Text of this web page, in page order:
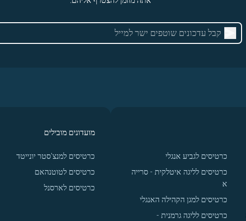
כרטיסים לגביע אנגלי
כרטיסים לליגה איטלקית - סרייה
א
כרטיסים למגן הקהילה האנגלי
כרטיסים לליגה גרמנית -
מועדונים מובילים
כרטיסים למנצ'סטר יונייטד
כרטיסים לטוטנהאם
כרטיסים לארסנל